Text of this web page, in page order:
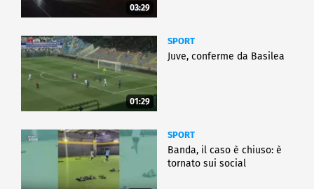
03:29
01:29
SPORT
Juve, conferme da Basilea
SPORT
Banda, il caso è chiuso: è
tornato sui social